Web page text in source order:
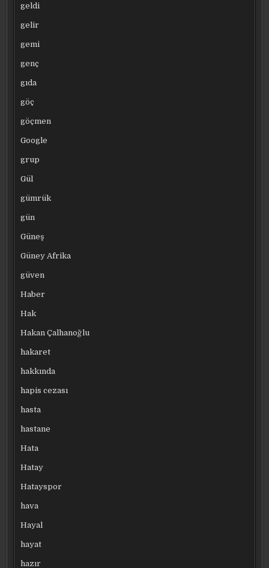
geldi
gelir
gemi
genç
gıda
göç
göçmen
Google
grup
Gül
gümrük
gün
Güneş
Güney Afrika
güven
Haber
Hak
Hakan Çalhanoğlu
hakaret
hakkında
hapis cezası
hasta
hastane
Hata
Hatay
Hatayspor
hava
Hayal
hayat
hazır